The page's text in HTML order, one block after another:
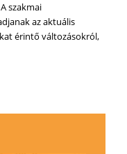
szakmai
az aktuális
érintő változásokról,